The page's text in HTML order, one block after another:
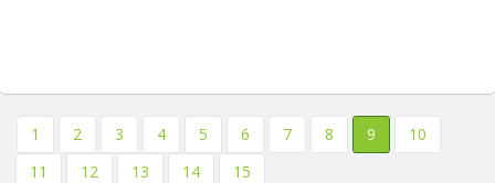
1 2 3 4 5 6 7 8 9
10
11
12 13 14 15